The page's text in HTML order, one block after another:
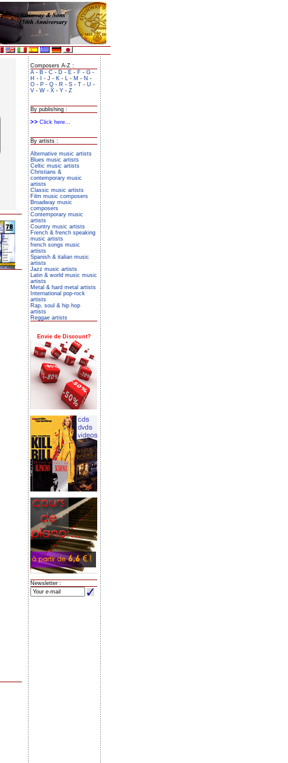
Composers A-Z :
A - B - C - D - E - F - G -
H - - J - K - L - M - N -
O - P - Q - R - S - T - U -
V - W - X - Y - Z
By publishing :
Click here...
By artists :
Alternative music artists
Blues music artists
Celtic music artists
Christians &
contemporary music
artists
Classic music artists
Film music composers
Broadway music
composers
Contemporary music
artists
Country music artists
French & french speaking
music artists
french songs music
artists
Spanish & italian music
artists
Jazz music artists
Latin & world music music
artists
Metal & hard metal artists
International pop-rock
artists
Rap, soul & hip hop
artists
Reggae artists
Newsletter :